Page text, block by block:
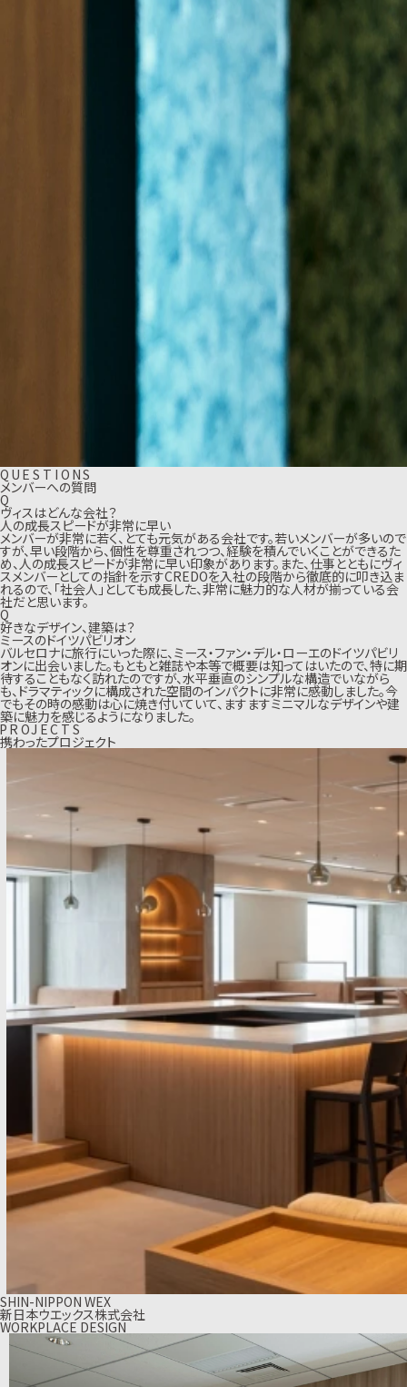
Q U E S T I O NS
メンバーへの質問
Q
ヴィスはどんな会社？
人の成長スピードが非常に早い
メンバーが非常に若く、とても元気がある会社です。若いメンバーが多いので
すが、早い段階から、個性を尊重されつつ、経験を積んでいくことができるた
め、人の成長スピードが非常に早い印象があります。また、仕事とともにヴィ
スメンバーとしての指針を示すCREDOを入社の段階から徹底的に叩き込ま
れるので、「社会人」としても成長した、非常に魅力的な人材が揃っている会
社だと思います。
Q
好きなデザイン、建築は？
ミースのドイツパビリオン
バルセロナに旅行にいった際に、ミース・ファン・デル・ローエのドイツパビリ
オンに出会いました。もともと雑誌や本等で概要は知ってはいたので、特に期
待することもなく訪れたのですが、水平垂直のシンプルな構造でいながら
も、ドラマティックに構成された空間のインパクトに非常に感動しました。今
でもその時の感動は心に焼き付いていて、ますますミニマルなデザインや建
築に魅力を感じるようになりました。
PR OJ ECTS
携わったプロジェクト
SHIN-NIPPON WEX
新日本ウエックス株式会社
WORKPLACE DESIGN